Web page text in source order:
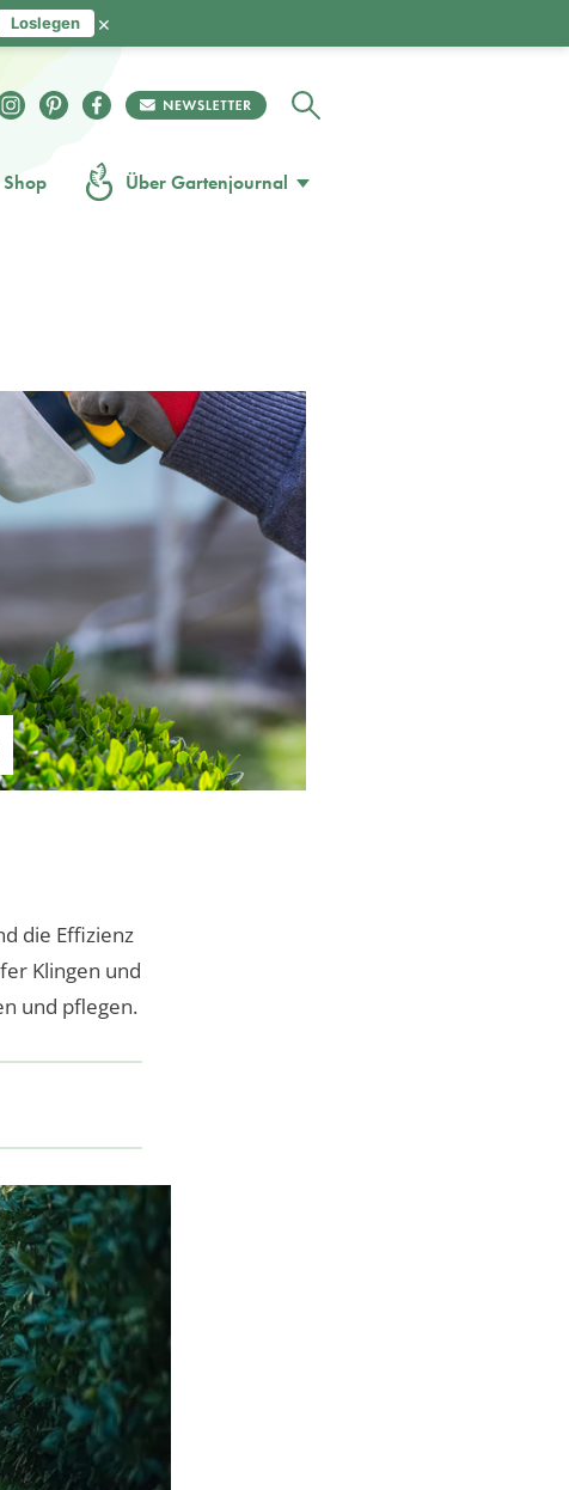
Shop Über Gartenjournal
die Effizienz
Klingen und
und pflegen.
Loslegen ×